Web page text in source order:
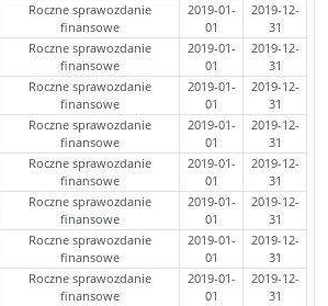
Roczne sprawozdanie
finansowe
2019-01-
01
2019-12-
31
Roczne sprawozdanie
finansowe
2019-01-
01
2019-12-
31
Roczne sprawozdanie
finansowe
2019-01-
01
2019-12-
31
Roczne sprawozdanie
finansowe
2019-01-
01
2019-12-
31
Roczne sprawozdanie
finansowe
2019-01-
01
2019-12-
31
Roczne sprawozdanie
finansowe
2019-01-
01
2019-12-
31
Roczne sprawozdanie
finansowe
2019-01-
01
2019-12-
31
Roczne sprawozdanie
finansowe
2019-01-
01
2019-12-
31